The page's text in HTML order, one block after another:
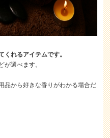
くれるアイテムです。
が選べます。
品から好きな香りがわかる場合だ